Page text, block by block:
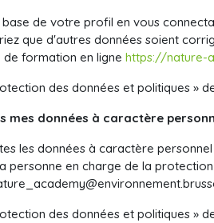
de votre profil en vous
que d'autres données soient
formation en ligne https://nature-
des données et politiques »
mes données à caractère
les données à caractère
personne en charge de la
des données et politiques »